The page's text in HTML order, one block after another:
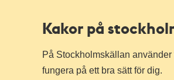
Kakor på
På Stockholmskällan
fungera på ett bra sätt för dig.